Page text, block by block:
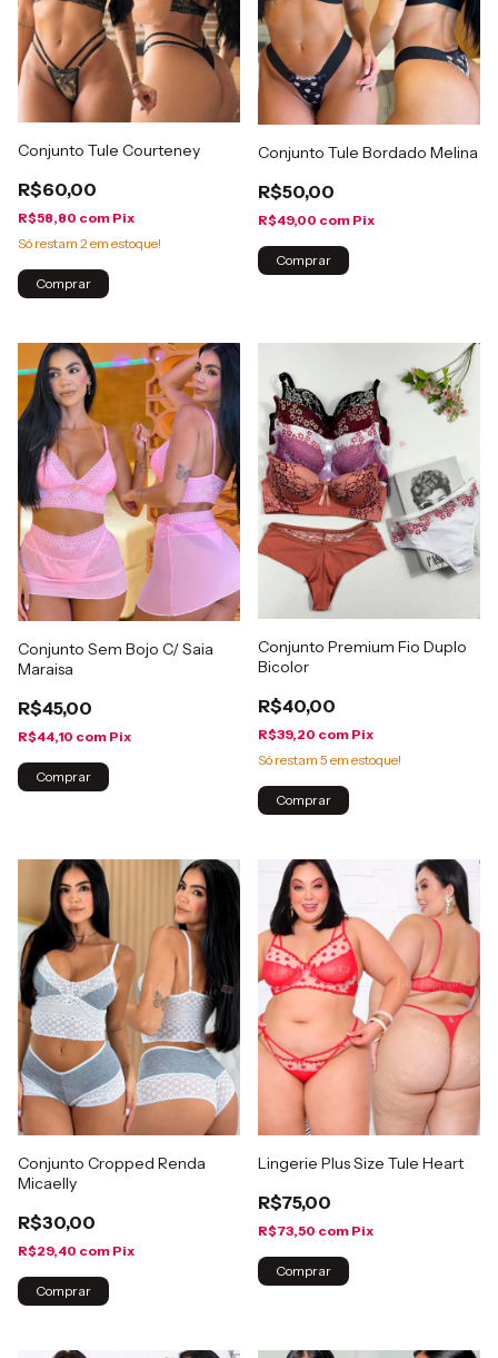
Conjunto Tule Courteney
R$60,00
R$58,80 com Pix
Só restam 2em estoque!
Comprar
Conjunto Tule Bordado Melina
R$50,00
R$49,00 com Pix
Comprar
Conjunto Sem Bojo C/ Saia
Maraisa
R$45,00
R$44,10 com Pix
Comprar
Conjunto Premium Fio Duplo
Bicolor
R$40,00
R$39,20 com Pix
Só restam 5 em estoque!
Comprar
Conjunto Cropped Renda
Micaelly
R$30,00
R$29,40 com Pix
Comprar
Lingerie Plus Size Tule Heart
R$75,00
R$73,50 com Pix
Comprar